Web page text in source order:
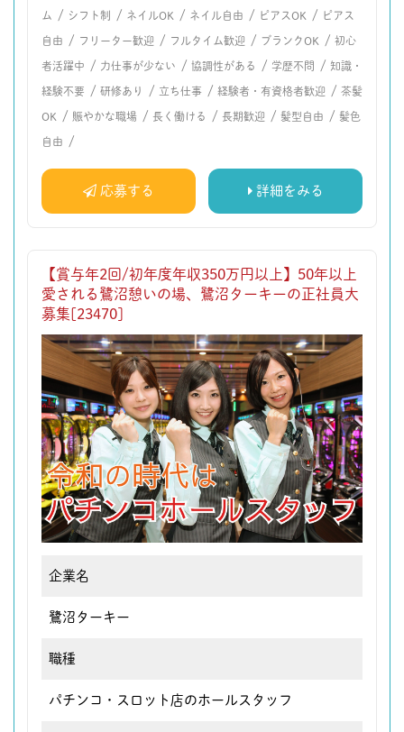
ム / シフト制 / ネイルOK / ネイル自由 / ピアスOK / ピアス
自由 / フリーター歓迎 / フルタイム歓迎 / ブランクOK / 初心
者活躍中 / 力仕事が少ない / 協調性がある / 学歴不問 / 知識・
経験不要 / 研修あり / 立ち仕事 / 経験者・有資格者歓迎 / 茶髪
OK / 賑やかな職場 / 長く働ける / 長期歓迎 / 髪型自由 / 髪色
自由 /
応募する 詳細をみる
【賞与年2回/初年度年収350万円以上】50年以上
愛される鷺沼憩いの場、鷺沼ターキーの正社員大
募集[23470]
企業名
鷺沼ターキー
職種
パチンコ・スロット店のホールスタッフ